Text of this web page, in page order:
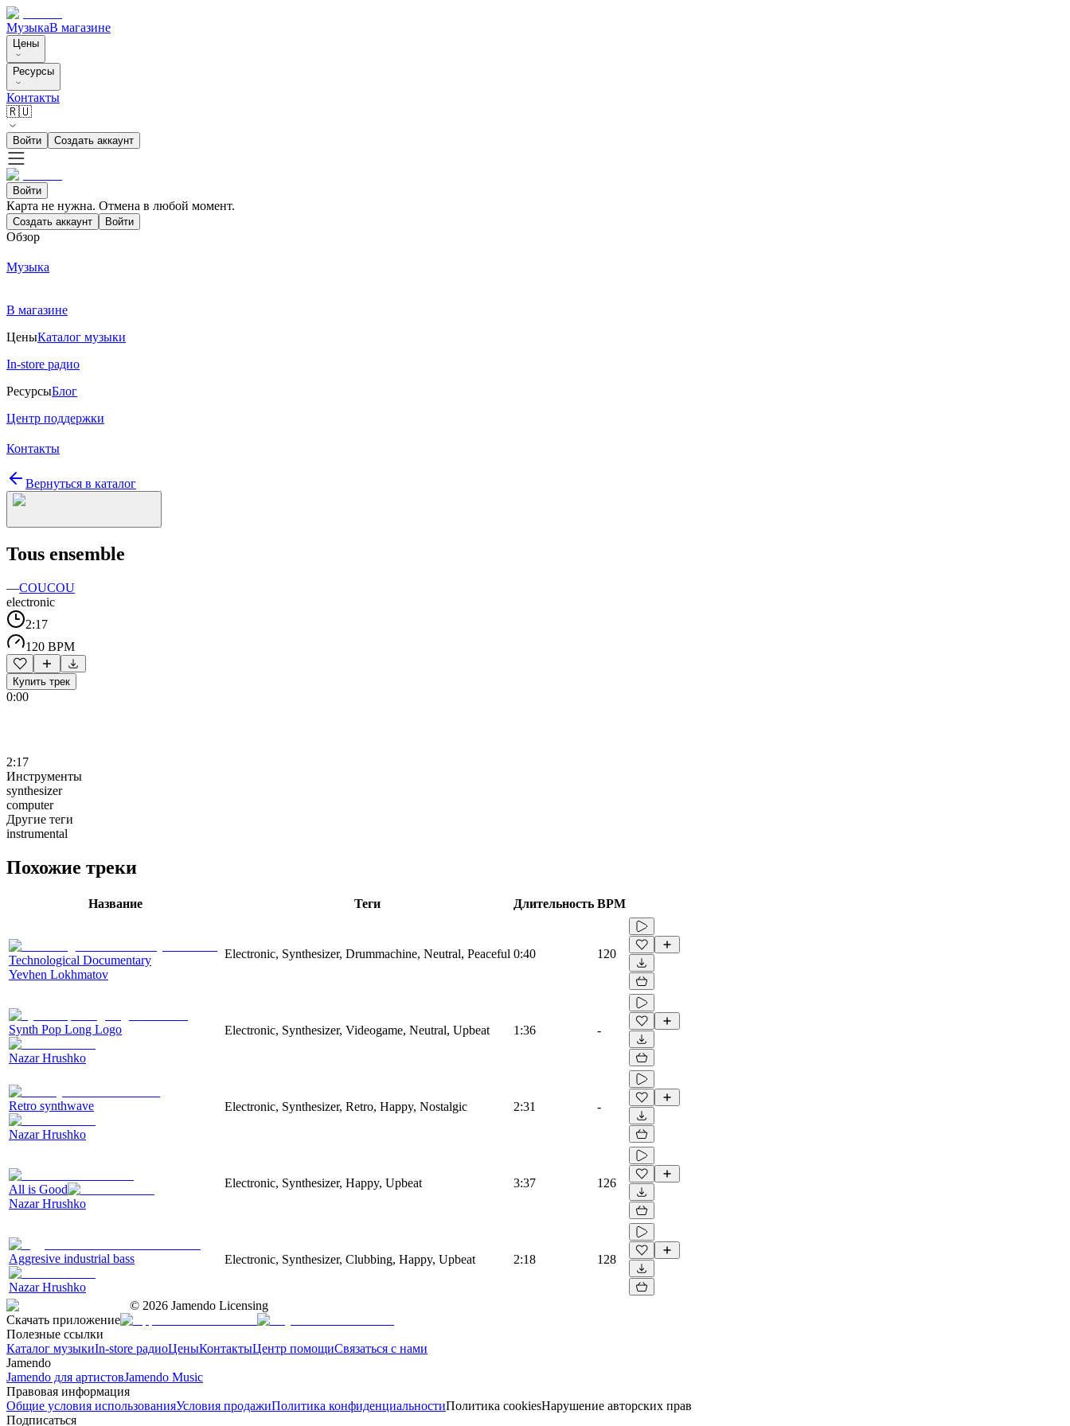
МузыкаВ магазине
Цены
Ресурсы
Контакты
🇷🇺
Войти Создать аккаунт
Войти
Карта не нужна. Отмена в любой момент.
Создать аккаунт Войти
Обзор
Музыка
В магазине
ЦеныКаталог музыки
In-store радио
РесурсыБлог
Центр поддержки
Контакты
Вернуться в каталог
Tous ensemble
—COUCOU
electronic
2:17
120 BPM
Купить трек
0:00
2:17
Инструменты
synthesizer
computer
Другие теги
instrumental
Похожие треки
Название Теги Длительность BPM
Technological Documentary
Yevhen Lokhmatov
Electronic, Synthesizer, Drummachine, Neutral, Peaceful 0:40 120
Synth Pop Long Logo
Nazar Hrushko
Electronic, Synthesizer, Videogame, Neutral, Upbeat 1:36 -
Retro synthwave
Nazar Hrushko
Electronic, Synthesizer, Retro, Happy, Nostalgic 2:31 -
All is Good
Nazar Hrushko
Electronic, Synthesizer, Happy, Upbeat 3:37 126
Aggresive industrial bass
Nazar Hrushko
Electronic, Synthesizer, Clubbing, Happy, Upbeat 2:18 128
© 2026 Jamendo Licensing
Скачать приложение
Полезные ссылки
Каталог музыкиIn-store радиоЦеныКонтактыЦентр помощиСвязаться с нами
Jamendo
Jamendo для артистовJamendo Music
Правовая информация
Общие условия использованияУсловия продажиПолитика конфиденциальностиПолитика cookiesНарушение авторских прав
Подписаться